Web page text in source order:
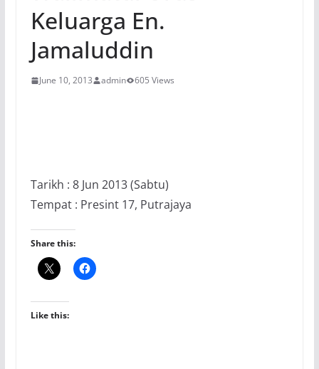
Keluarga En.
Jamaluddin
June 10, 2013 admin 605 Views
Tarikh : 8 Jun 2013 (Sabtu)
Tempat : Presint 17, Putrajaya
Share this:
Like this: